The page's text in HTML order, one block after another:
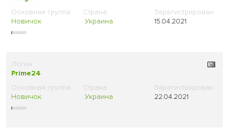
Новичок Украина 15.04.2021
Prime24
Новичок Украина 22.04.2021